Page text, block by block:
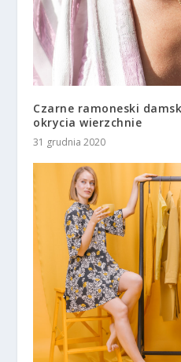
Czarne ramoneski
okrycia wierzchnie
31 grudnia 2020